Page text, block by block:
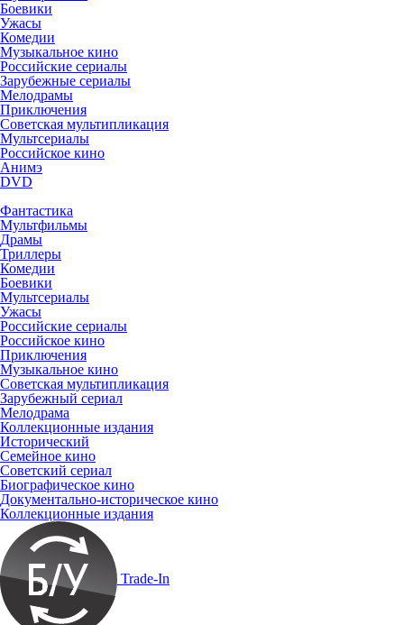
Боевики
Ужасы
Комедии
Музыкальное кино
Российские сериалы
Зарубежные сериалы
Мелодрамы
Приключения
Советская мультипликация
Мультсериалы
Российское кино
Анимэ
DVD
Фантастика
Мультфильмы
Драмы
Триллеры
Комедии
Боевики
Мультсериалы
Ужасы
Российские сериалы
Российское кино
Приключения
Музыкальное кино
Советская мультипликация
Зарубежный сериал
Мелодрама
Коллекционные издания
Исторический
Семейное кино
Советский сериал
Биографическое кино
Документально-историческое кино
Коллекционные издания
Trade-In